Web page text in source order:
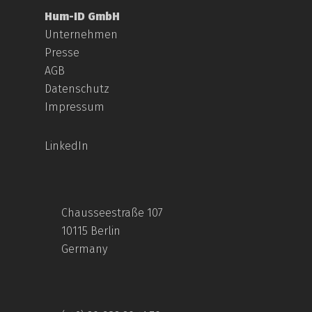
Hum-ID GmbH
Unternehmen
Presse
AGB
Datenschutz
Impressum
LinkedIn
Chausseestraße 107
10115 Berlin
Germany